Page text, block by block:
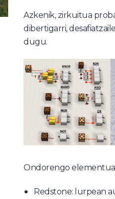
Azkenik, zirkuitua
dibertigarri,
dugu.
Ondorengo
Redstone: lurpean